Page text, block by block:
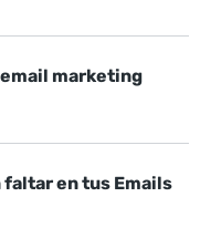
email marketing
faltar en tus Emails